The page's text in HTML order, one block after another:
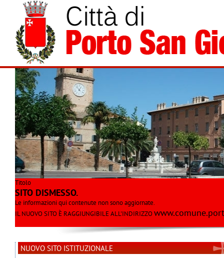
Titolo
SITO DISMESSO.
Le informazioni qui contenute non sono aggiornate.
IL NUOVO SITO È RAGGIUNGIBILE ALL'INDIRIZZO
NUOVO SITO ISTITUZIONALE